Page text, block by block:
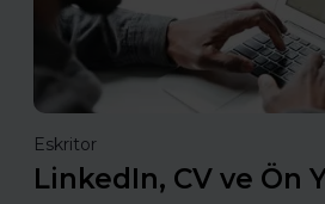
Eskritor
LinkedIn, CV ve Ön